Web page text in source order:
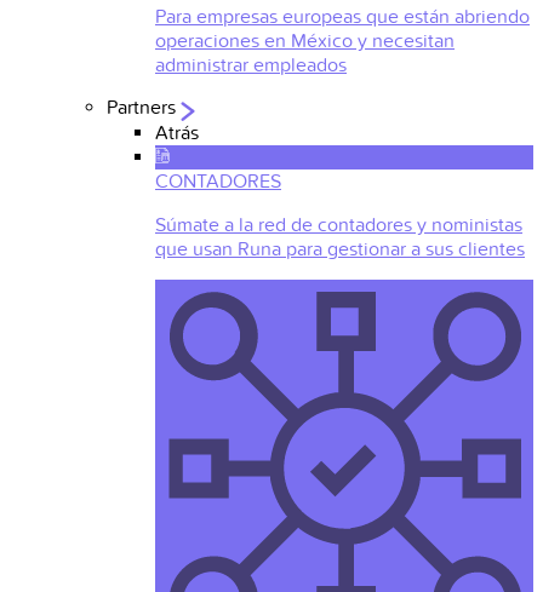
Para empresas europeas que están abriendo
operaciones en México y necesitan
administrar empleados
Partners
Atrás
CONTADORES
Súmate a la red de contadores y noministas
que usan Runa para gestionar a sus clientes